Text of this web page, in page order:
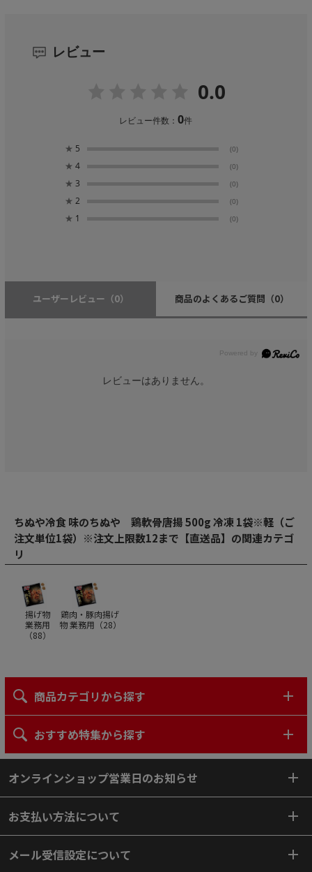
レビュー
0.0
レビュー件数：0件
★ 5 (0)
★ 4 (0)
★ 3 (0)
★ 2 (0)
★ 1 (0)
ユーザーレビュー （0） 商品のよくあるご質問 （0）
レビューはありません。
ちぬや冷食 味のちぬや 鶏軟骨唐揚 500g 冷凍 1袋※軽（ご
注文単位1袋）※注文上限数12まで【直送品】の関連カテゴ
リ
揚げ物
業務用
（88）
鶏肉・豚肉揚げ
物 業務用（28）
商品カテゴリから探す
おすすめ特集から探す
オンラインショップ営業日のお知らせ
お支払い方法について
メール受信設定について